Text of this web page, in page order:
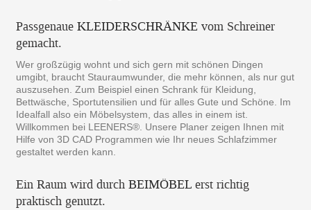
PassgenaueKLEIDERSCHRÄNKE vom Schreiner
gemacht.
Wer großzügig wohnt und sich gern mit schönen Dingen
umgibt, braucht Stauraumwunder, die mehr können, als nur gut
auszusehen. Zum Beispiel einen Schrank für Kleidung,
Bettwäsche, Sportutensilien und für alles Gute und Schöne. Im
Idealfall also ein Möbelsystem, das alles in einem ist.
Willkommen bei LEENERS®. Unsere Planer zeigen Ihnen mit
Hilfe von 3D CAD Programmen wie Ihr neues Schlafzimmer
gestaltet werden kann.
Ein Raum wird durchBEIMÖBEL erst richtig
praktisch genutzt.